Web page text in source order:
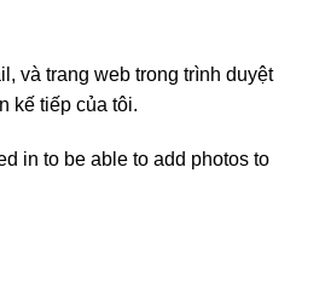
và trang web trong trình duyệt
kế tiếp của tôi.
in to be able to add photos to